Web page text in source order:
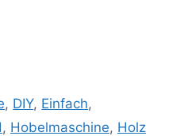
, DIY, Einfach,
, Hobelmaschine, Holz